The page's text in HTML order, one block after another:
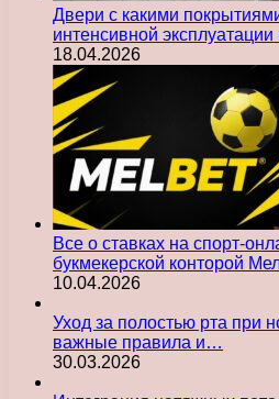
Двери с какими
интенсивной
18.04.2026
Все о ставках на спорт-
букмекерской конторой
10.04.2026
Уход за полостью рта при
важные правила и…
30.03.2026